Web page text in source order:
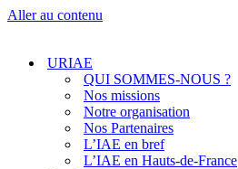
Aller au contenu
URIAE
QUI SOMMES-NOUS ?
Nos missions
Notre organisation
Nos Partenaires
L’IAE en bref
L’IAE en Hauts-de-France